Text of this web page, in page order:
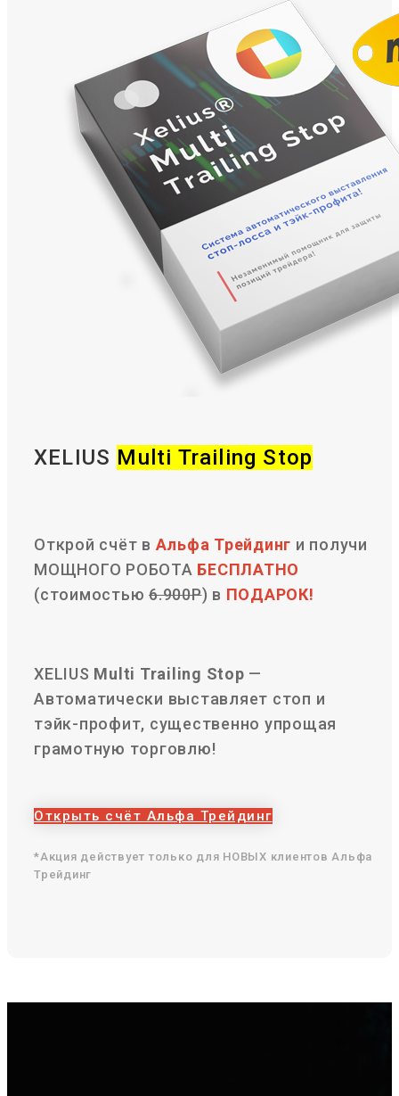
XELIUS Multi Trailing Stop
Открой счёт в Альфа Трейдинг и получи
МОЩНОГО РОБОТА БЕСПЛАТНО
(стоимостью 6.900Р) в ПОДАРОК!
XELIUS Multi Trailing Stop —
Автоматически выставляет стоп и
тэйк-профит, существенно упрощая
грамотную торговлю!
Открыть счёт Альфа Трейдинг
*Акция действует только для НОВЫХ клиентов Альфа
Трейдинг